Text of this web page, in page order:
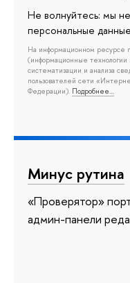
Не волнуйтесь: мы
персональные
На информационном ресурсе
(информационные технологии
систематизации и анализа
пользователей сети
Федерации). Подробнее…
Минус рутина
«Проверятор»
админ-панели